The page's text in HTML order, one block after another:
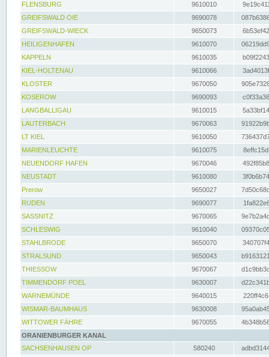
FLENSBURG
9610010
GREIFSWALD OIE
9690078
GREIFSWALD-WIECK
9650073
HEILIGENHAFEN
9610070
KAPPELN
9610035
KIEL-HOLTENAU
9610066
KLOSTER
9670050
KOSEROW
9690093
LANGBALLIGAU
9610015
LAUTERBACH
9670063
LT KIEL
9610050
MARIENLEUCHTE
9610075
NEUENDORF HAFEN
9670046
NEUSTADT
9610080
Prerow
9650027
RUDEN
9690077
SASSNITZ
9670065
SCHLESWIG
9610040
STAHLBRODE
9650070
STRALSUND
9650043
THIESSOW
9670067
TIMMENDORF POEL
9630007
WARNEMÜNDE
9640015
WISMAR-BAUMHAUS
9630008
WITTOWER FÄHRE
9670055
ORANIENBURGER KANAL
SACHSENHAUSEN OP
580240